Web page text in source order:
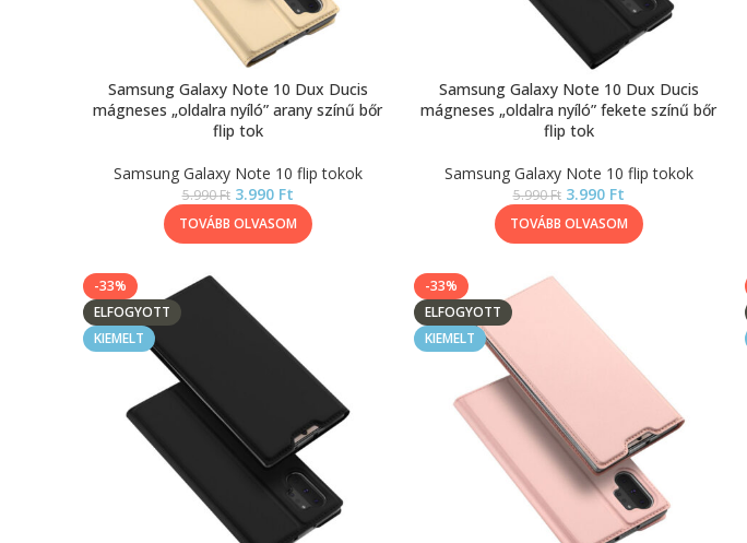
Samsung Galaxy Note 10 Dux Ducis
mágneses „oldalra nyíló” arany színű bőr
flip tok
Samsung Galaxy Note 10 flip tokok
5.990Ft 3.990 Ft
TOVÁBB OLVASOM
Samsung Galaxy Note 10 Dux Ducis
mágneses „oldalra nyíló” fekete színű bőr
flip tok
Samsung Galaxy Note 10 flip tokok
5.990Ft 3.990 Ft
TOVÁBB OLVASOM
-33%
ELFOGYOTT
KIEMELT
-33%
ELFOGYOTT
KIEMELT